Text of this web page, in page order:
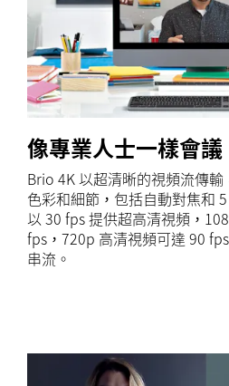
像專業人士一樣會議
Brio 4K 以超清晰的視頻流傳輸
色彩和細節，包括自動對焦和
以 30 fps 提供超高清視頻，
fps，720p 高清視頻可達 90
串流。